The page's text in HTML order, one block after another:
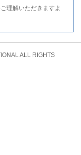
理解いただきますよ